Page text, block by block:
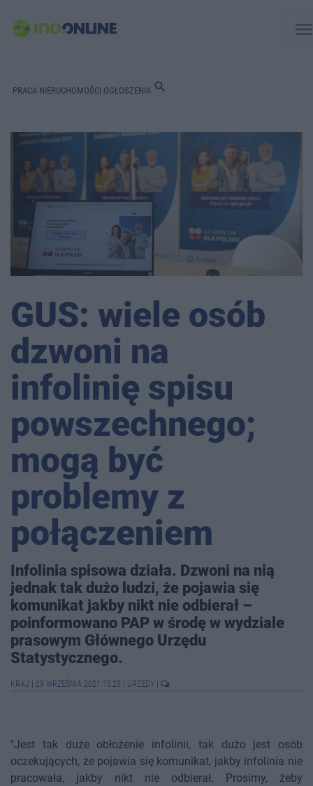
PRACA NIERUCHOMOŚCI OGŁOSZENIA search
GUS: wiele osób
dzwoni na
infolinię spisu
powszechnego;
mogą być
problemy z
połączeniem
Infolinia spisowa działa. Dzwoni na nią
jednak tak dużo ludzi, że pojawia się
komunikat jakby nikt nie odbierał –
poinformowano PAP w środę w wydziale
prasowym Głównego Urzędu
Statystycznego.
KRAJ 29 WRZEŚNIA 2021 15:25 URZĘDY
"Jest tak duże obłożenie infolinii, tak dużo jest osób
oczekujących, że pojawia się komunikat, jakby infolinia nie
pracowała, jakby nikt nie odbierał. Prosimy, żeby